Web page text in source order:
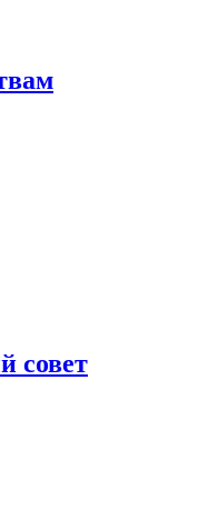
совет